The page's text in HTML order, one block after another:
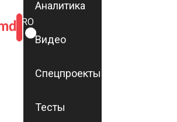
ROMÂNĂ
RU
Аналитика
Видео
Спецпроекты
Тесты